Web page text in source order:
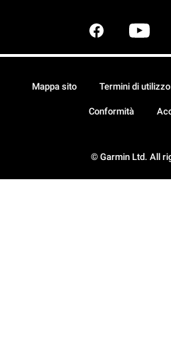
© Garmin Ltd. All
Mappa sito Termini di utilizzo
Conformità